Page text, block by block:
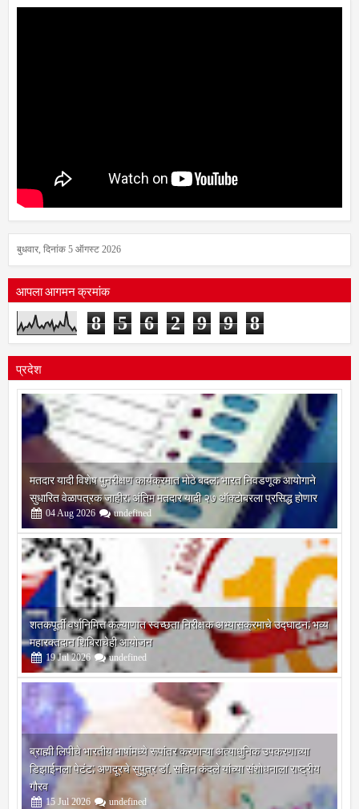
बुधवार, दिनांक 5 ऑगस्ट 2026
आपला आगमन क्रमांक
8 5 6 2 9 9 8
प्रदेश
मतदार यादी विशेष पुनरीक्षण कार्यक्रमात मोठे बदल; भारत निवडणूक आयोगाने
सुधारित वेळापत्रक जाहीर; अंतिम मतदार यादी २७ ऑक्टोबरला प्रसिद्ध होणार
04Aug 2026 undefined
शतकपूर्ती वर्षानिमित्त कल्याणात स्वच्छता निरीक्षक अभ्यासक्रमाचे उद्घाटन; भव्य
महारक्तदान शिबिराचेही आयोजन
19 Jul 2026 undefined
ब्राह्मी लिपीचे भारतीय भाषांमध्ये रूपांतर करणाऱ्या अत्याधुनिक उपकरणाच्या
डिझाईनला पेटंट; अणदूरचे सुपुत्र डॉ. सचिन कंदले यांच्या संशोधनाला राष्ट्रीय
गौरव
15 Jul 2026 undefined